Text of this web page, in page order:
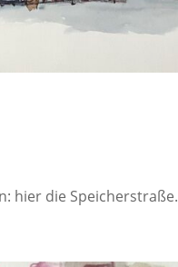
hier die Speicherstraße.